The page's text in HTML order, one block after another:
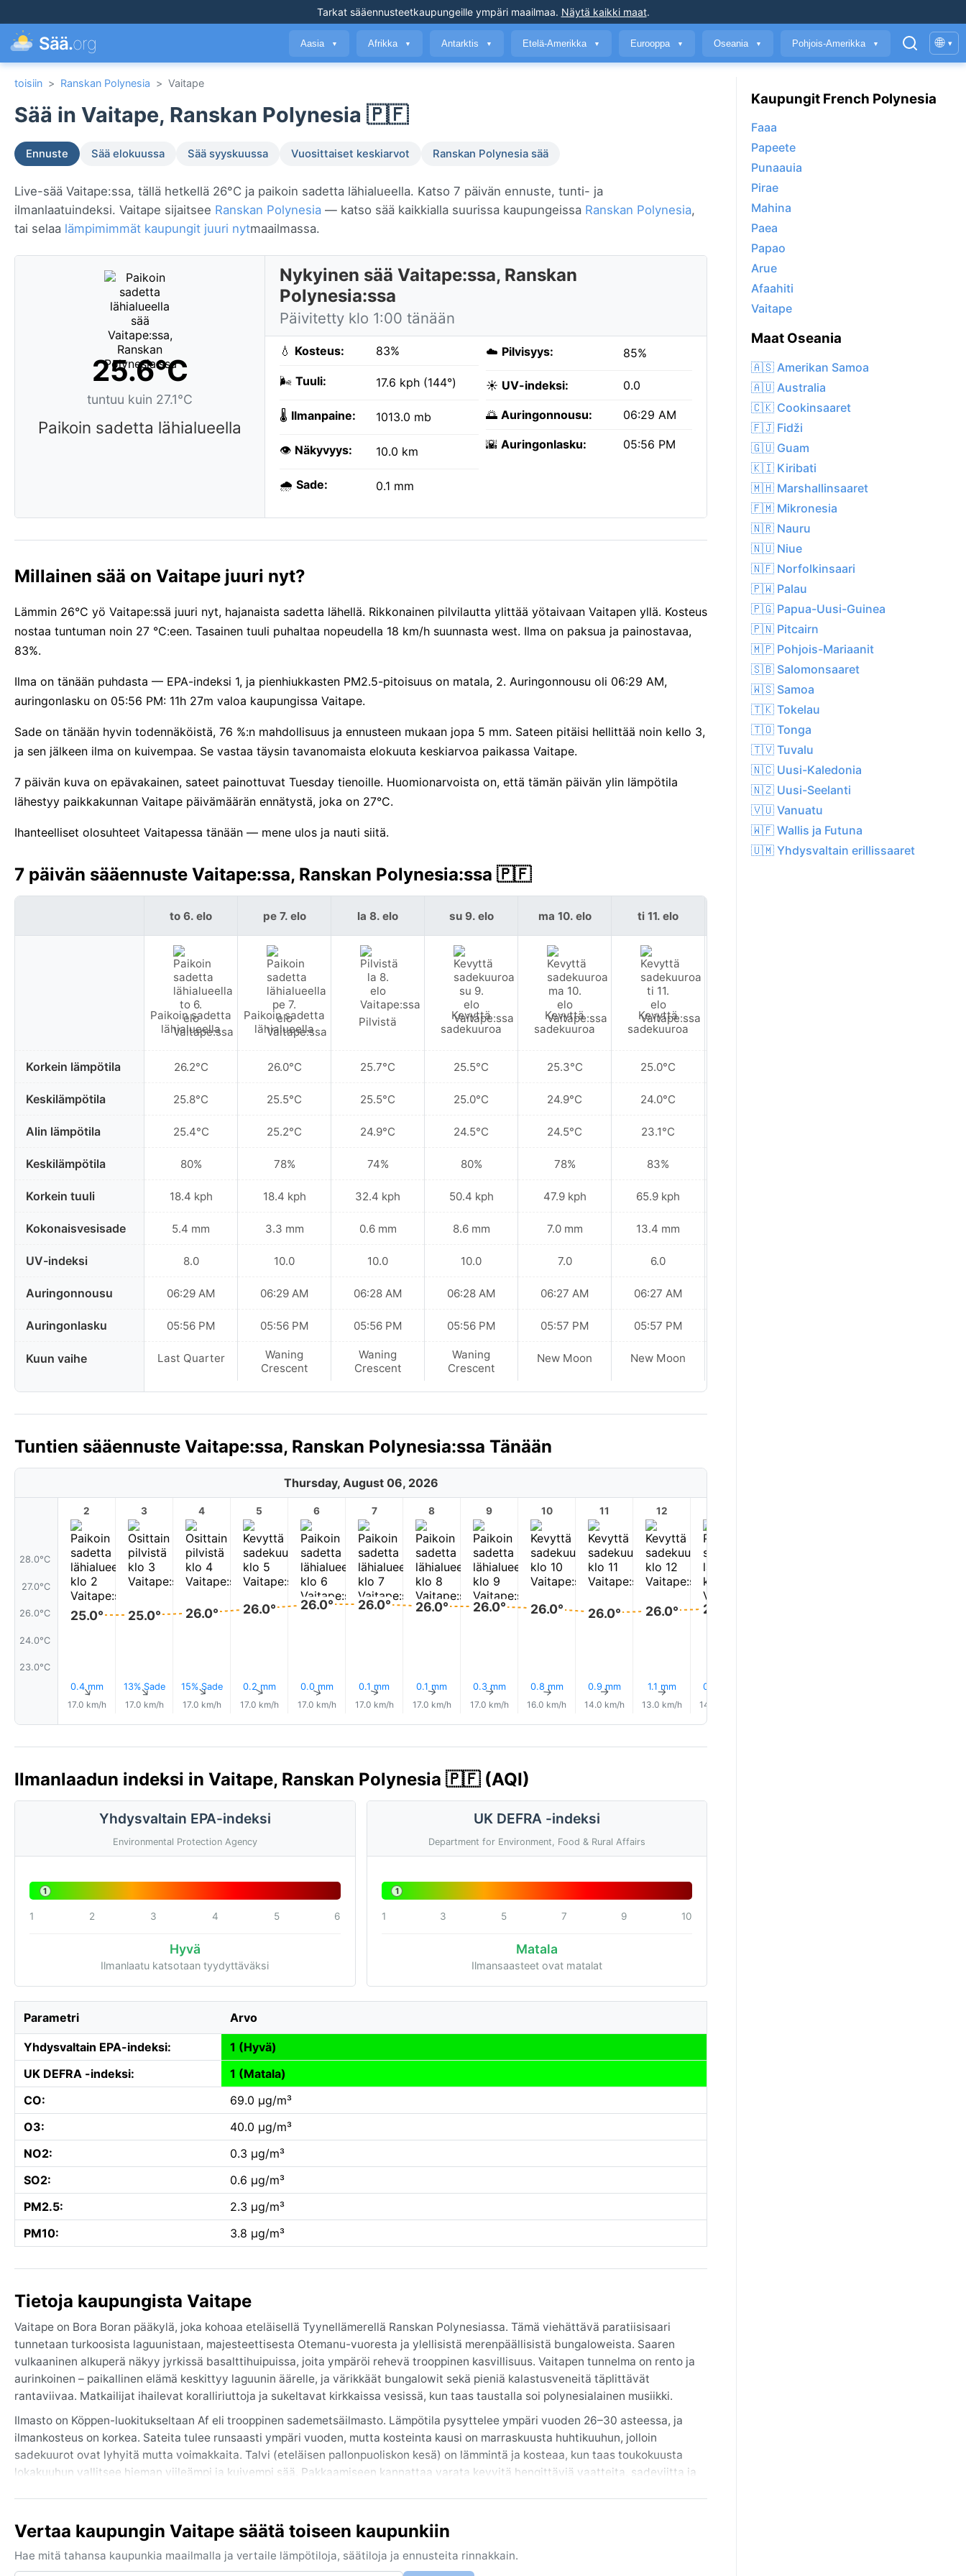
Tarkat sääennusteetkaupungeille ympäri maailmaa. Näytä kaikki maat.
Sää.org Aasia ▼ Afrikka ▼ Antarktis ▼ Etelä-Amerikka ▼ Eurooppa ▼ Oseania ▼ Pohjois-Amerikka ▼ 🌐 ▾
toisiin > Ranskan Polynesia > Vaitape
Sää in Vaitape, Ranskan Polynesia 🇵🇫
Ennuste Sää elokuussa Sää syyskuussa Vuosittaiset keskiarvot Ranskan Polynesia sää
Live-sää Vaitape:ssa, tällä hetkellä 26°C ja paikoin sadetta lähialueella. Katso 7 päivän ennuste, tunti- ja
ilmanlaatuindeksi. Vaitape sijaitsee Ranskan Polynesia — katso sää kaikkialla suurissa kaupungeissa Ranskan Polynesia,
tai selaa lämpimimmät kaupungit juuri nytmaailmassa.
25.6°C
tuntuu kuin 27.1°C
Paikoin sadetta lähialueella
Nykyinen sää Vaitape:ssa, Ranskan
Polynesia:ssa
Päivitetty klo 1:00 tänään
💧 Kosteus: 83%
🌬️ Tuuli: 17.6 kph (144°)
🌡️ Ilmanpaine: 1013.0 mb
👁️ Näkyvyys: 10.0 km
🌧️ Sade: 0.1 mm
☁️ Pilvisyys: 85%
☀️ UV-indeksi: 0.0
🌅 Auringonnousu: 06:29 AM
🌇 Auringonlasku: 05:56 PM
Millainen sää on Vaitape juuri nyt?
Lämmin 26°C yö Vaitape:ssä juuri nyt, hajanaista sadetta lähellä. Rikkonainen pilvilautta ylittää yötaivaan Vaitapen yllä. Kosteus
nostaa tuntuman noin 27 °C:een. Tasainen tuuli puhaltaa nopeudella 18 km/h suunnasta west. Ilma on paksua ja painostavaa,
83%.
Ilma on tänään puhdasta — EPA-indeksi 1, ja pienhiukkasten PM2.5-pitoisuus on matala, 2. Auringonnousu oli 06:29 AM,
auringonlasku on 05:56 PM: 11h 27m valoa kaupungissa Vaitape.
Sade on tänään hyvin todennäköistä, 76 %:n mahdollisuus ja ennusteen mukaan jopa 5 mm. Sateen pitäisi hellittää noin kello 3,
ja sen jälkeen ilma on kuivempaa. Se vastaa täysin tavanomaista elokuuta keskiarvoa paikassa Vaitape.
7 päivän kuva on epävakainen, sateet painottuvat Tuesday tienoille. Huomionarvoista on, että tämän päivän ylin lämpötila
lähestyy paikkakunnan Vaitape päivämäärän ennätystä, joka on 27°C.
Ihanteelliset olosuhteet Vaitapessa tänään — mene ulos ja nauti siitä.
7 päivän sääennuste Vaitape:ssa, Ranskan Polynesia:ssa 🇵🇫
Korkein lämpötila
Keskilämpötila
Alin lämpötila
Keskilämpötila
Korkein tuuli
Kokonaisvesisade
UV-indeksi
Auringonnousu
Auringonlasku
Kuun vaihe
to 6. elo
Paikoin sadetta
lähialueella
26.2°C
25.8°C
25.4°C
80%
18.4 kph
5.4 mm
8.0
06:29 AM
05:56 PM
Last Quarter
pe 7. elo
Paikoin sadetta
lähialueella
26.0°C
25.5°C
25.2°C
78%
18.4 kph
3.3 mm
10.0
06:29 AM
05:56 PM
Waning
Crescent
la 8. elo
Pilvistä
25.7°C
25.5°C
24.9°C
74%
32.4 kph
0.6 mm
10.0
06:28 AM
05:56 PM
Waning
Crescent
su 9. elo
Kevyttä
sadekuuroa
25.5°C
25.0°C
24.5°C
80%
50.4 kph
8.6 mm
10.0
06:28 AM
05:56 PM
Waning
Crescent
ma 10. elo
Kevyttä
sadekuuroa
25.3°C
24.9°C
24.5°C
78%
47.9 kph
7.0 mm
7.0
06:27 AM
05:57 PM
New Moon
ti 11. elo
Kevyttä
sadekuuroa
25.0°C
24.0°C
23.1°C
83%
65.9 kph
13.4 mm
6.0
06:27 AM
05:57 PM
New Moon
Tuntien sääennuste Vaitape:ssa, Ranskan Polynesia:ssa Tänään
Thursday, August 06, 2026
28.0°C
27.0°C
26.0°C
24.0°C
23.0°C
2
25.0°
0.4 mm
↑
17.0 km/h
3
25.0°
13% Sade
↑
17.0 km/h
4
26.0°
15% Sade
↑
17.0 km/h
5
26.0°
0.2 mm
↑
17.0 km/h
6
26.0°
0.0 mm
↑
17.0 km/h
7
26.0°
0.1 mm
↑
17.0 km/h
8
26.0°
0.1 mm
↑
17.0 km/h
9
26.0°
0.3 mm
↑
17.0 km/h
10
26.0°
0.8 mm
↑
16.0 km/h
11
26.0°
0.9 mm
↑
14.0 km/h
12
26.0°
1.1 mm
↑
13.0 km/h
26.0°
0.7 mm
14.0 km/h
Ilmanlaadun indeksi in Vaitape, Ranskan Polynesia 🇵🇫 (AQI)
Yhdysvaltain EPA-indeksi
Environmental Protection Agency
1
1 2 3 4 5 6
Hyvä
Ilmanlaatu katsotaan tyydyttäväksi
UK DEFRA -indeksi
Department for Environment, Food & Rural Affairs
1
1 3 5 7 9 10
Matala
Ilmansaasteet ovat matalat
Parametri Arvo
Yhdysvaltain EPA-indeksi:
1 (Hyvä)
UK DEFRA -indeksi:
1 (Matala)
CO:
69.0 µg/m³
O3:
40.0 µg/m³
NO2:
0.3 µg/m³
SO2:
0.6 µg/m³
PM2.5:
2.3 µg/m³
PM10:
3.8 µg/m³
Tietoja kaupungista Vaitape
Vaitape on Bora Boran pääkylä, joka kohoaa eteläisellä Tyynellämerellä Ranskan Polynesiassa. Tämä viehättävä paratiisisaari
tunnetaan turkoosista laguunistaan, majesteettisesta Otemanu-vuoresta ja ylellisistä merenpäällisistä bungaloweista. Saaren
vulkaaninen alkuperä näkyy jyrkissä basalttihuipuissa, joita ympäröi rehevä trooppinen kasvillisuus. Vaitapen tunnelma on rento ja
aurinkoinen – paikallinen elämä keskittyy laguunin äärelle, ja värikkäät bungalowit sekä pieniä kalastusveneitä täplittävät
rantaviivaa. Matkailijat ihailevat koralliriuttoja ja sukeltavat kirkkaissa vesissä, kun taas taustalla soi polynesialainen musiikki.
Ilmasto on Köppen-luokitukseltaan Af eli trooppinen sademetsäilmasto. Lämpötila pysyttelee ympäri vuoden 26–30 asteessa, ja
ilmankosteus on korkea. Sateita tulee runsaasti ympäri vuoden, mutta kosteinta kausi on marraskuusta huhtikuuhun, jolloin
sadekuurot ovat lyhyitä mutta voimakkaita. Talvi (eteläisen pallonpuoliskon kesä) on lämmintä ja kosteaa, kun taas toukokuusta
lokakuuhun vallitsee hieman viileämpi ja kuivempi sää. Pakkaamiseen kannattaa varata kevyitä hengittäviä vaatteita, sadeviitta ja
viilentävät oloa. Sadekausi tuo mukanaan trooppisia myrskyjä ja satunnaisia sykloneja, jotka voivat esiintyä marraskuun ja
huhtikuun välillä. Syklonit ovat kuitenkin harvinaisia Bora Boralla, eikä Vaitapessa ole erityisiä ääri-ilmiöitä, kuten sumua tai lunta.
Lämpimät ja kirkkaat vedet pysyvät houkuttelevina ympäri vuoden, joten jokainen vuodenaika tarjoaa omanlaisensa trooppisen
Vertaa kaupungin Vaitape säätä toiseen kaupunkiin
Hae mitä tahansa kaupunkia maailmalla ja vertaile lämpötiloja, säätiloja ja ennusteita rinnakkain.
Kaupungit French Polynesia
Faaa
Papeete
Punaauia
Pirae
Mahina
Paea
Papao
Arue
Afaahiti
Vaitape
Maat Oseania
🇦🇸 Amerikan Samoa
🇦🇺 Australia
🇨🇰 Cookinsaaret
🇫🇯 Fidži
🇬🇺 Guam
🇰🇮 Kiribati
🇲🇭 Marshallinsaaret
🇫🇲 Mikronesia
🇳🇷 Nauru
🇳🇺 Niue
🇳🇫 Norfolkinsaari
🇵🇼 Palau
🇵🇬 Papua-Uusi-Guinea
🇵🇳 Pitcairn
🇲🇵 Pohjois-Mariaanit
🇸🇧 Salomonsaaret
🇼🇸 Samoa
🇹🇰 Tokelau
🇹🇴 Tonga
🇹🇻 Tuvalu
🇳🇨 Uusi-Kaledonia
🇳🇿 Uusi-Seelanti
🇻🇺 Vanuatu
🇼🇫 Wallis ja Futuna
🇺🇲 Yhdysvaltain erillissaaret